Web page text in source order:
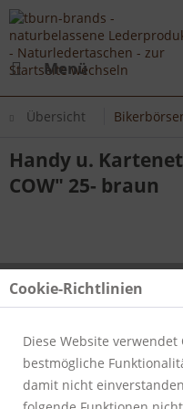
Menü
Übersicht
Handy u.
COW" 25- braun
Cookie-Richtlinien
Diese Website verwendet
bestmögliche
damit nicht